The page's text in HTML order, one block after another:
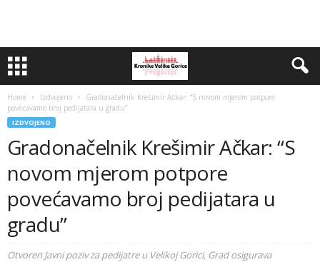
Home Izdvojeno
Gradonačelnik Krešimir Ačkar: “S novom mjerom potpore
povećavamo broj pedijatara u gradu”
IZDVOJENO
Gradonačelnik Krešimir Ačkar: “S
novom mjerom potpore
povećavamo broj pedijatara u
gradu”
Otvoren Javni poziv za pedijatre u Velikoj Gorici, Grad osigurava